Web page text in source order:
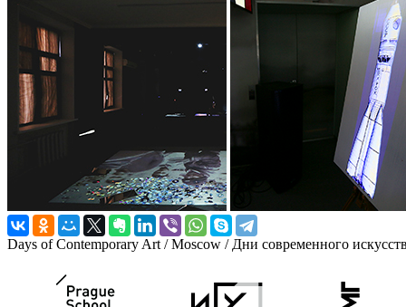
Days of Contemporary Art / Moscow / Дни современного